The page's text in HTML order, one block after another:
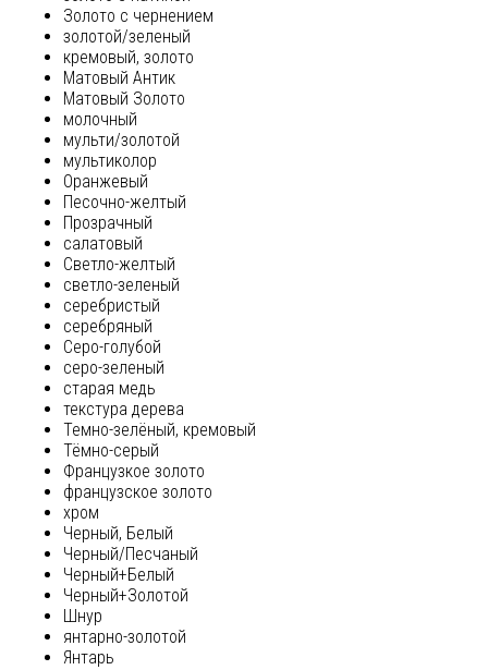
Золото с чернением
золотой/зеленый
кремовый, золото
Матовый Антик
Матовый Золото
молочный
мульти/золотой
мультиколор
Оранжевый
Песочно-желтый
Прозрачный
салатовый
Светло-желтый
светло-зеленый
серебристый
серебряный
Серо-голубой
серо-зеленый
старая медь
текстура дерева
Темно-зелёный, кремовый
Тёмно-серый
Французкое золото
французское золото
хром
Черный, Белый
Черный/Песчаный
Черный+Белый
Черный+Золотой
Шнур
янтарно-золотой
Янтарь